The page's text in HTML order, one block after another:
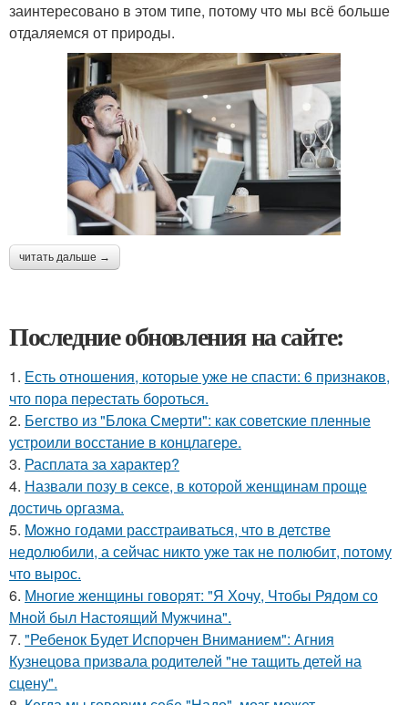
заинтересовано в этом типе, потому что мы всё больше
отдаляемся от природы.
читать дальше →
Последние обновления на сайте:
1. Есть отношения, которые уже не спасти: 6 признаков,
что пора перестать бороться.
2. Бегство из "Блока Смерти": как советские пленные
устроили восстание в концлагере.
3. Расплата за характер?
4. Назвали позу в сексе, в которой женщинам проще
достичь оргазма.
5. Moжнo годами расстраиваться, что в детстве
недолюбили, а сейчас никто уже так не полюбит, потому
что вырос.
6. Многие женщины говорят: "Я Хочу, Чтобы Рядом со
Мной был Настоящий Мужчина".
7. "Ребенок Будет Испорчен Вниманием": Агния
Кузнецова призвала родителей "не тащить детей на
сцену".